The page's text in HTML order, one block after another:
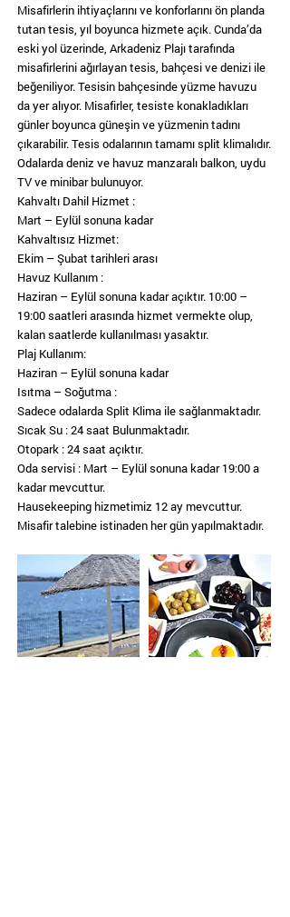
Misafirlerin ihtiyaçlarını ve konforlarını ön planda
tutan tesis, yıl boyunca hizmete açık. Cunda’da
eski yol üzerinde, Arkadeniz Plajı tarafında
misafirlerini ağırlayan tesis, bahçesi ve denizi ile
beğeniliyor. Tesisin bahçesinde yüzme havuzu
da yer alıyor. Misafirler, tesiste konakladıkları
günler boyunca güneşin ve yüzmenin tadını
çıkarabilir. Tesis odalarının tamamı split klimalıdır.
Odalarda deniz ve havuz manzaralı balkon, uydu
TV ve minibar bulunuyor.
Kahvaltı Dahil Hizmet :
Mart – Eylül sonuna kadar
Kahvaltısız Hizmet:
Ekim – Şubat tarihleri arası
Havuz Kullanım :
Haziran – Eylül sonuna kadar açıktır. 10:00 –
19:00 saatleri arasında hizmet vermekte olup,
kalan saatlerde kullanılması yasaktır.
Plaj Kullanım:
Haziran – Eylül sonuna kadar
Isıtma – Soğutma :
Sadece odalarda Split Klima ile sağlanmaktadır.
Sıcak Su : 24 saat Bulunmaktadır.
Otopark : 24 saat açıktır.
Oda servisi : Mart – Eylül sonuna kadar 19:00 a
kadar mevcuttur.
Hausekeeping hizmetimiz 12 ay mevcuttur.
Misafir talebine istinaden her gün yapılmaktadır.